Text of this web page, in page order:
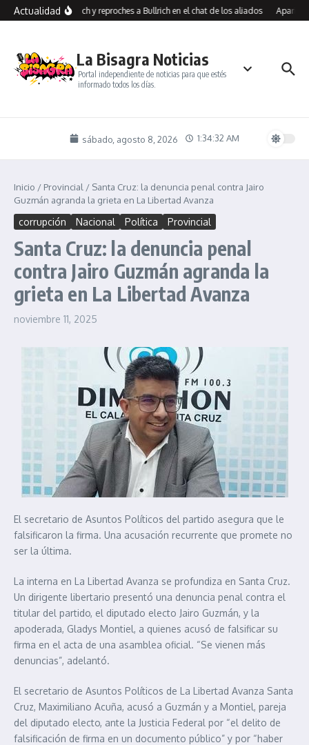
Saltar al contenido
Actualidad
contra Benegas Lynch y reproches a Bullrich en el chat de los aliados Aparicio
La Bisagra Noticias
Portal independiente de noticias para que estés
informado todos los días.
sábado, agosto 8, 2026 1:34:32 AM
Inicio / Provincial / Santa Cruz: la denuncia penal contra Jairo
Guzmán agranda la grieta en La Libertad Avanza
corrupción Nacional Política Provincial
Santa Cruz: la denuncia penal
contra Jairo Guzmán agranda la
grieta en La Libertad Avanza
noviembre 11, 2025
El secretario de Asuntos Políticos del partido asegura que le
falsificaron la firma. Una acusación recurrente que promete no
ser la última.
La interna en La Libertad Avanza se profundiza en Santa Cruz.
Un dirigente libertario presentó una denuncia penal contra el
titular del partido, el diputado electo Jairo Guzmán, y la
apoderada, Gladys Montiel, a quienes acusó de falsificar su
firma en el acta de una asamblea oficial. “Se vienen más
denuncias”, adelantó.
El secretario de Asuntos Políticos de La Libertad Avanza Santa
Cruz, Maximiliano Acuña, acusó a Guzmán y a Montiel, pareja
del diputado electo, ante la Justicia Federal por “el delito de
falsificación de firma en un documento público” y por “haber